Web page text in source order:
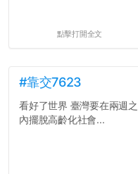
點擊打開全文
#靠交7623
看好了世界 臺灣要在兩週之
內擺脫高齡化社會...